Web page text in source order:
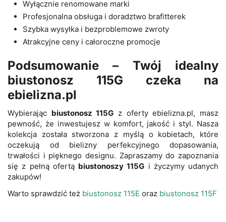
Wyłącznie renomowane marki
Profesjonalna obsługa i doradztwo brafitterek
Szybka wysyłka i bezproblemowe zwroty
Atrakcyjne ceny i całoroczne promocje
Podsumowanie – Twój idealny
biustonosz 115G czeka na
ebielizna.pl
Wybierając biustonosz 115G z oferty ebielizna.pl, masz
pewność, że inwestujesz w komfort, jakość i styl. Nasza
kolekcja została stworzona z myślą o kobietach, które
oczekują od bielizny perfekcyjnego dopasowania,
trwałości i pięknego designu. Zapraszamy do zapoznania
się z pełną ofertą biustonoszy 115G i życzymy udanych
zakupów!
Warto sprawdzić też biustonosz 115E oraz biustonosz 115F